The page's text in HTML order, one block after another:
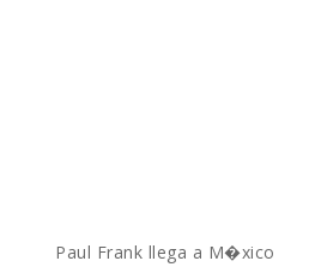
Paul Frank llega a M�xico